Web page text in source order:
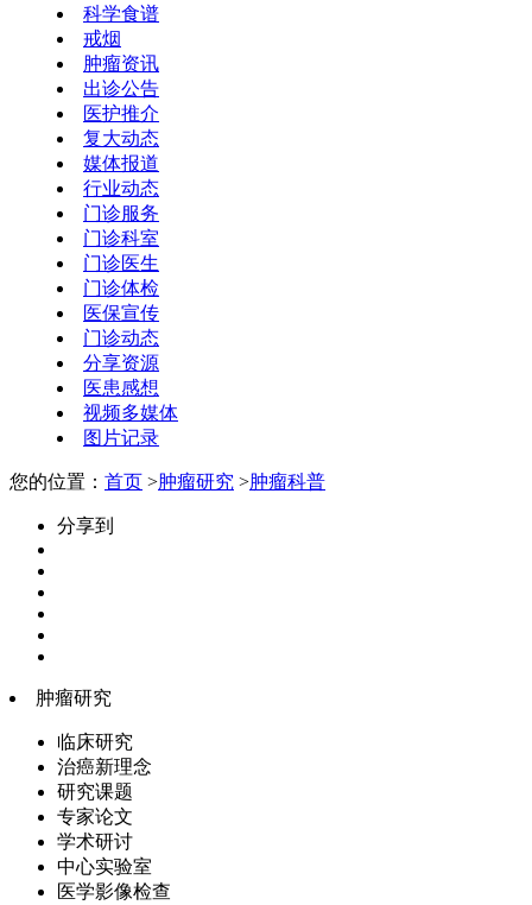
科学食谱
戒烟
肿瘤资讯
出诊公告
医护推介
复大动态
媒体报道
行业动态
门诊服务
门诊科室
门诊医生
门诊体检
医保宣传
门诊动态
分享资源
医患感想
视频多媒体
图片记录
您的位置： 首页 >肿瘤研究 >肿瘤科普
分享到
肿瘤研究
临床研究
治癌新理念
研究课题
专家论文
学术研讨
中心实验室
医学影像检查